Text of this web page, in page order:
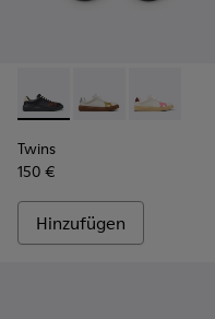
Twins - K201909-006 -
Twins - K201909-
Twins -
Twins
150 €
Hinzufügen